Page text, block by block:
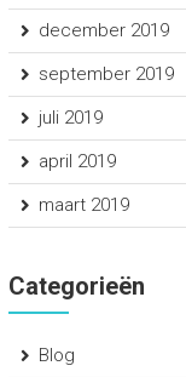
december 2019
september 2019
juli 2019
april 2019
maart 2019
Categorieën
Blog